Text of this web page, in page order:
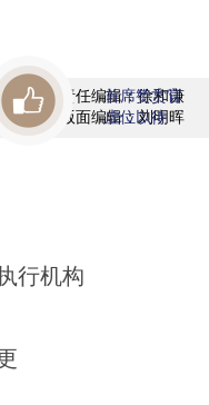
责任编辑：徐和谦
版面编辑：刘明晖
首席赞赏官
虚位以待
行机构